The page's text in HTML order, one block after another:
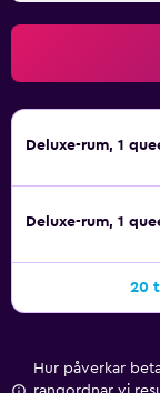
Deluxe-rum, 1
Deluxe-rum, 1
20
Hur påverkar